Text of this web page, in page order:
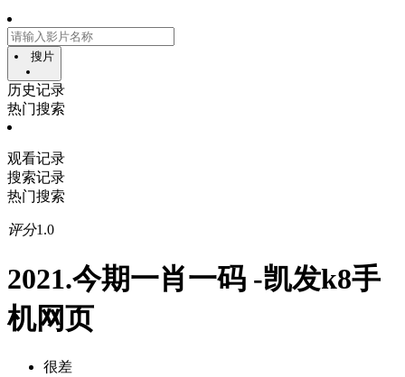
搜片
历史记录
热门搜索
观看记录
搜索记录
热门搜索
评分1.0
2021.今期一肖一码 -凯发k8手
机网页
很差